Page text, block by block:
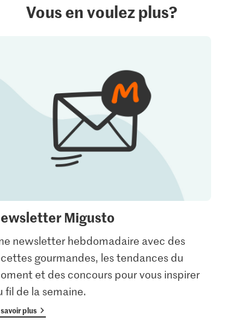
Vous en voulez plus?
Migusto
newsletter hebdomadaire avec des
gourmandes, les tendances du
et des concours pour vous inspirer
fil de la semaine.
savoir plus